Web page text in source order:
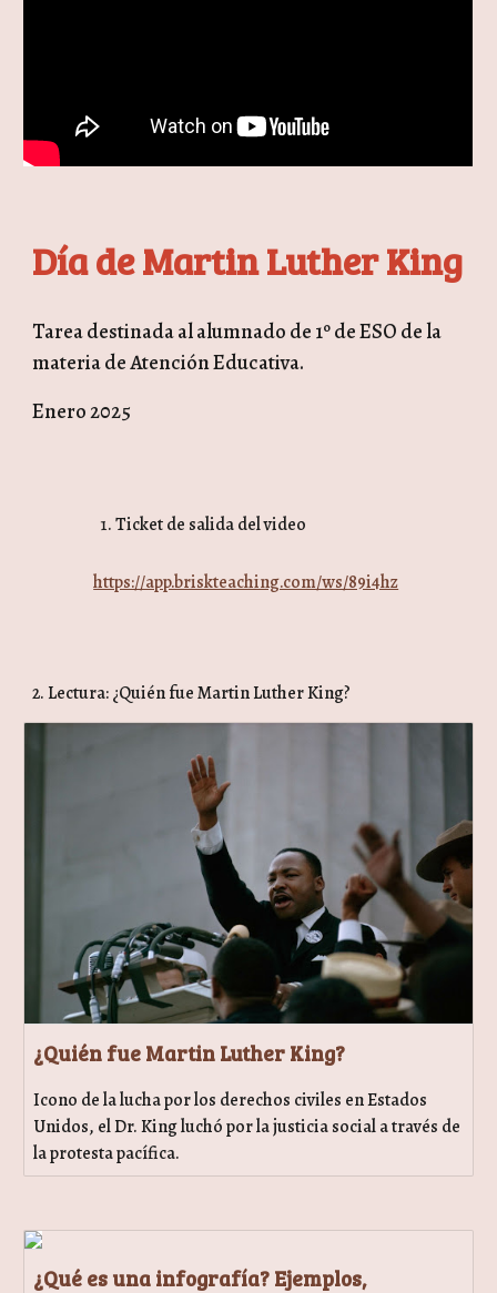
Día de Martin Luther King
Tarea destinada al alumnado de 1º de ESO de la
materia de Atención Educativa.
Enero 2025
Ticket de salida del video
https://app.briskteaching.com/ws/89i4hz
2. Lectura: ¿Quién fue Martin Luther King?
¿Quién fue Martin Luther King?
Icono de la lucha por los derechos civiles en Estados
Unidos, el Dr. King luchó por la justicia social a través de
la protesta pacífica.
¿Qué es una infografía? Ejemplos,